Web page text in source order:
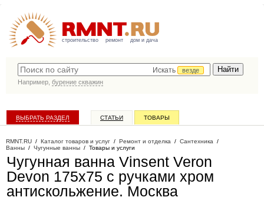
строительство ремонт дом и дача
Искать
везде
Например, бурение скважин
ВЫБРАТЬ РАЗДЕЛ СТАТЬИ ТОВАРЫ
RMNT.RU / Каталог товаров и услуг / Ремонт и отделка / Сантехника /
Ванны / Чугунные ванны / Товары и услуги
Чугунная ванна Vinsent Veron
Devon 175x75 с ручками хром
антискольжение. Москва